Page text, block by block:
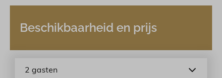
Beschikbaarheid en prijs
2 gasten